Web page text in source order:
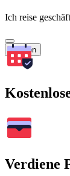
Ich reise
Suchen
Verdiene